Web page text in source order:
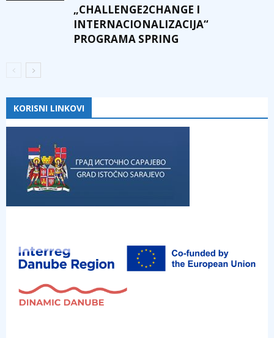
„CHALLENGE2CHANGE I
INTERNACIONALIZACIJA“
PROGRAMA SPRING
KORISNI LINKOVI